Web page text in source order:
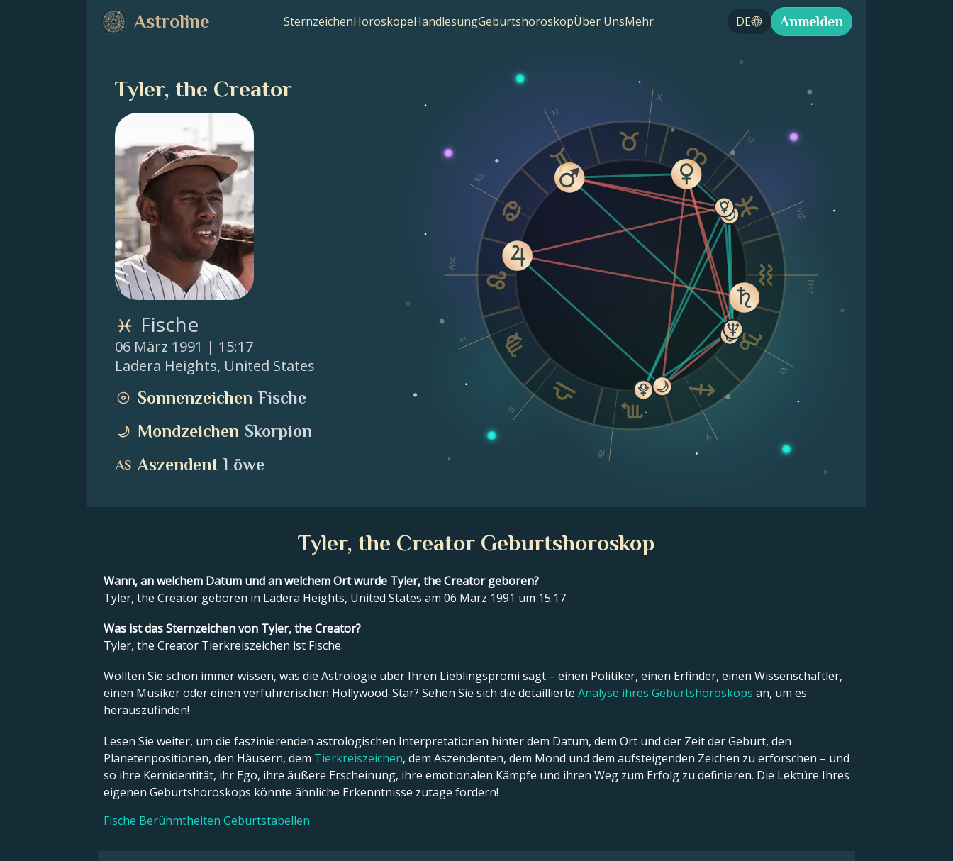
Astroline SternzeichenHoroskopeHandlesungGeburtshoroskopÜber UnsMehr DE Anmelden
Tyler, the Creator
Fische
06 März 1991 | 15:17
Ladera Heights, United States
Sonnenzeichen Fische
Mondzeichen Skorpion
Aszendent Löwe
Asc
II
III
IV
V
VI
Dsc
VIII
IX
X
XI
XII
Tyler, the Creator Geburtshoroskop
Wann, an welchem Datum und an welchem Ort wurde Tyler, the Creator geboren?
Tyler, the Creator geboren in Ladera Heights, United States am 06 März 1991 um 15:17.
Was ist das Sternzeichen von Tyler, the Creator?
Tyler, the Creator Tierkreiszeichen ist Fische.
Wollten Sie schon immer wissen, was die Astrologie über Ihren Lieblingspromi sagt – einen Politiker, einen Erfinder, einen Wissenschaftler,
einen Musiker oder einen verführerischen Hollywood-Star? Sehen Sie sich die detaillierte Analyse ihres Geburtshoroskops an, um es
herauszufinden!
Lesen Sie weiter, um die faszinierenden astrologischen Interpretationen hinter dem Datum, dem Ort und der Zeit der Geburt, den
Planetenpositionen, den Häusern, dem Tierkreiszeichen, dem Aszendenten, dem Mond und dem aufsteigenden Zeichen zu erforschen – und
so ihre Kernidentität, ihr Ego, ihre äußere Erscheinung, ihre emotionalen Kämpfe und ihren Weg zum Erfolg zu definieren. Die Lektüre Ihres
eigenen Geburtshoroskops könnte ähnliche Erkenntnisse zutage fördern!
Fische Berühmtheiten Geburtstabellen